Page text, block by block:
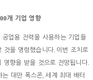
개 기업 영향
공업용 전력을 사용하는 기업들
것을 명령했습니다. 이번 조치로
영향을 받을 것으로 전망됩니다.
는 대만 폭스콘,세계 최대 배터